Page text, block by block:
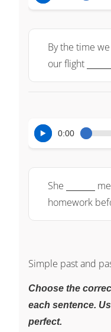
By the time we
our flight
0:00
She
homework
Simple past and
Choose the
each sentence.
perfect.